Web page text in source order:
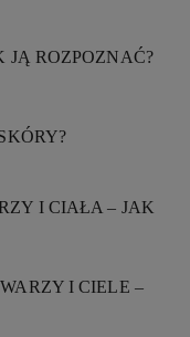
JĄ ROZPOZNAĆ?
I CIAŁA – JAK
I CIELE –